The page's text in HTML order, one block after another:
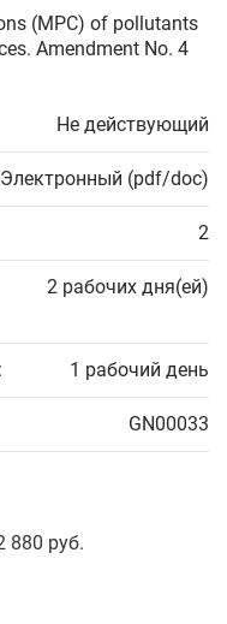
(MPC) of pollutants
Amendment No. 4
Не действующий
Электронный (pdf/doc)
2
2 рабочих дня(ей)
1 рабочий день
GN00033
880 руб.